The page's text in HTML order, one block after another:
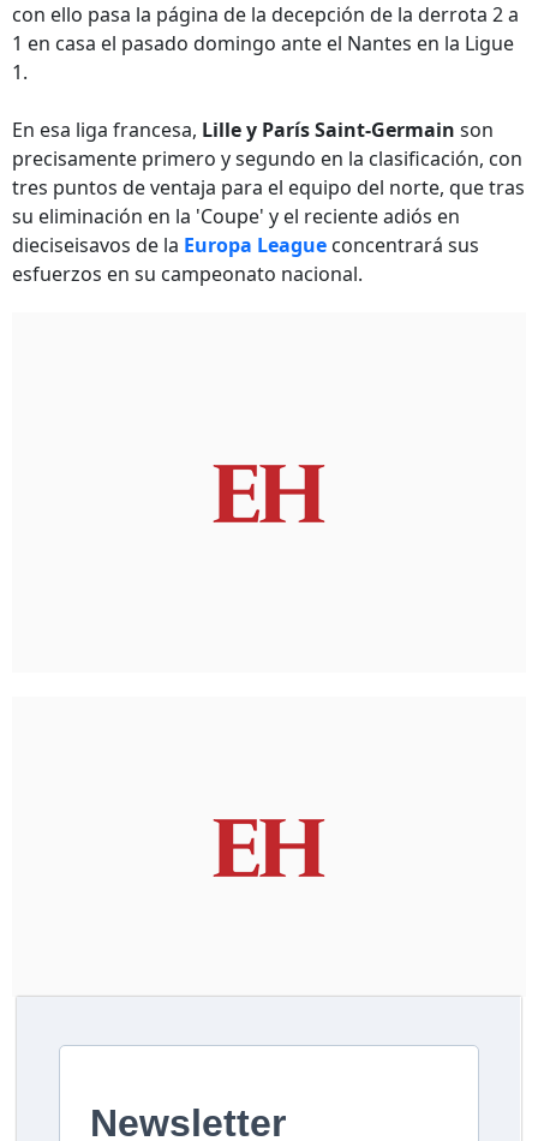
con ello pasa la página de la decepción de la derrota 2 a
1 en casa el pasado domingo ante el Nantes en la Ligue
1.
En esa liga francesa, Lille y París Saint-Germain son
precisamente primero y segundo en la clasificación, con
tres puntos de ventaja para el equipo del norte, que tras
su eliminación en la 'Coupe' y el reciente adiós en
dieciseisavos de la Europa League concentrará sus
esfuerzos en su campeonato nacional.